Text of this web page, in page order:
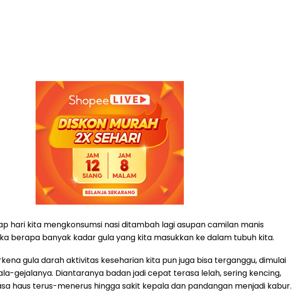
hari kita mengkonsumsi nasi ditambah lagi asupan camilan manis
berapa banyak kadar gula yang kita masukkan ke dalam tubuh kita.
gula darah aktivitas keseharian kita pun juga bisa terganggu, dimulai
gejalanya. Diantaranya badan jadi cepat terasa lelah, sering kencing,
haus terus-menerus hingga sakit kepala dan pandangan menjadi kabur.